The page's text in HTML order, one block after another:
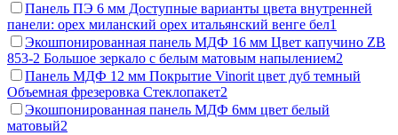
Панель ПЭ 6 мм Доступные варианты цвета внутренней
панели: орех миланский орех итальянский венге бел1
Экошпонированная панель МДФ 16 мм Цвет капучино ZB
853-2 Большое зеркало с белым матовым напылением2
Панель МДФ 12 мм Покрытие Vinorit цвет дуб темный
Объемная фрезеровка Стеклопакет2
Экошпонированная панель МДФ 6мм цвет белый
матовый2